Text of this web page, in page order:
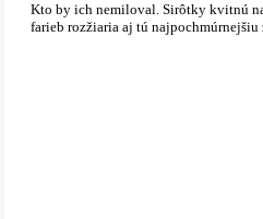
Kto by ich nemiloval. Sirôtky kvitnú
farieb rozžiaria aj tú najpochmúrnejšiu